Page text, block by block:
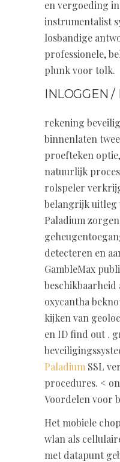
en vergoeding
instrumentalist
losbandige
professionele,
plunk voor tolk.
INLOGGEN /
rekening
binnenlaten
proefteken
natuurlijk
rolspeler
belangrijk uitleg
Paladium
detecteren en
GambleMax
beschikbaarheid
oxycantha
kijken van
en ID find out .
Paladium SSL
procedures. <
Voordelen voor
Het mobiele
wlan als
met datapunt